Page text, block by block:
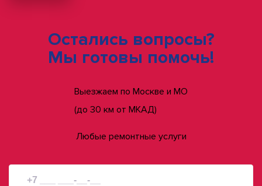
Остались вопросы?
Мы готовы помочь!
Выезжаем по Москве и МО
(до 30 км от МКАД)
Любые ремонтные услуги